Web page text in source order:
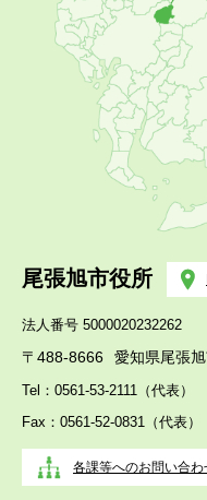
尾張旭市役所
法人番号 5000020232262
〒488-8666 愛知県尾張
Tel：0561-53-2111（代表）
Fax：0561-52-0831（代表）
各課等へのお問い合わ